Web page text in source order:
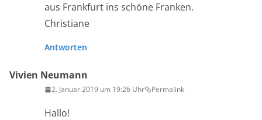
aus Frankfurt ins schöne Franken.
Christiane
Antworten
Vivien Neumann
2. Januar 2019 um 19:26 Uhr Permalink
Hallo!